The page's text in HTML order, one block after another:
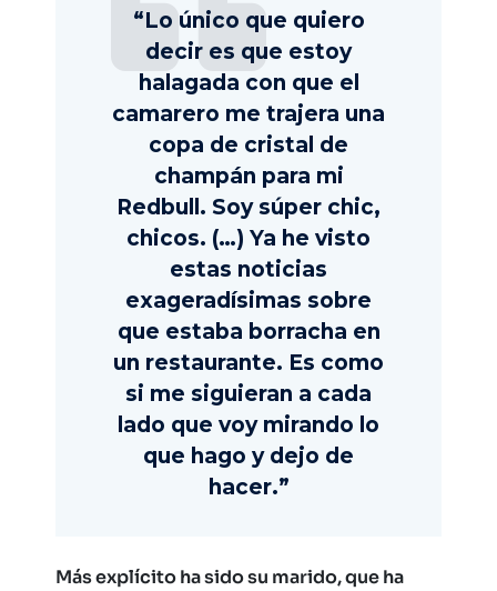
“Lo único que quiero
decir es que estoy
halagada con que el
camarero me trajera una
copa de cristal de
champán para mi
Redbull. Soy súper chic,
chicos. (…) Ya he visto
estas noticias
exageradísimas sobre
que estaba borracha en
un restaurante. Es como
si me siguieran a cada
lado que voy mirando lo
que hago y dejo de
hacer.”
Más explícito ha sido su marido, que ha